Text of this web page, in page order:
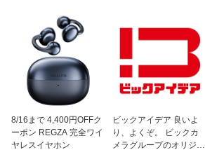
8/16まで 4,400円OFFク
ーポン REGZA 完全ワイ
ヤレスイヤホン
ビックアイデア 良いよ
り、よくぞ。 ビックカ
メラグループのオリジナ